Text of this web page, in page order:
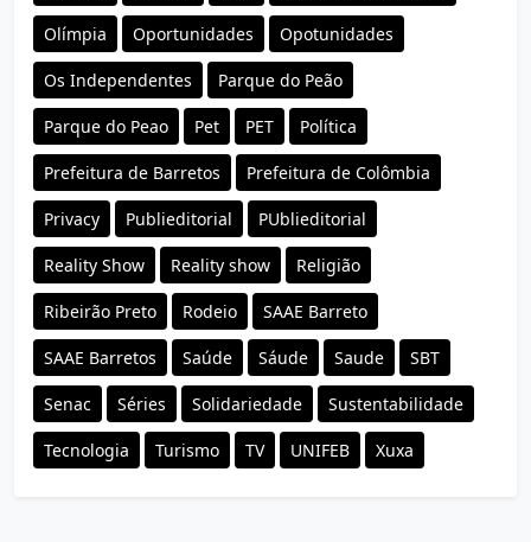
Olímpia Oportunidades Opotunidades
Os Independentes Parque do Peão
Parque do Peao Pet PET Política
Prefeitura de Barretos Prefeitura de Colômbia
Privacy Publieditorial PUblieditorial
Reality Show Reality show Religião
Ribeirão Preto Rodeio SAAE Barreto
SAAE Barretos Saúde Sáude Saude SBT
Senac Séries Solidariedade Sustentabilidade
Tecnologia Turismo TV UNIFEB Xuxa